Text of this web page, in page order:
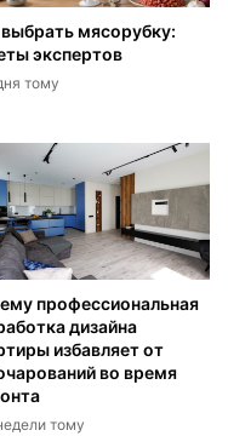
мясорубку:
экспертов
тому
профессиональная
дизайна
избавляет от
во время
тому